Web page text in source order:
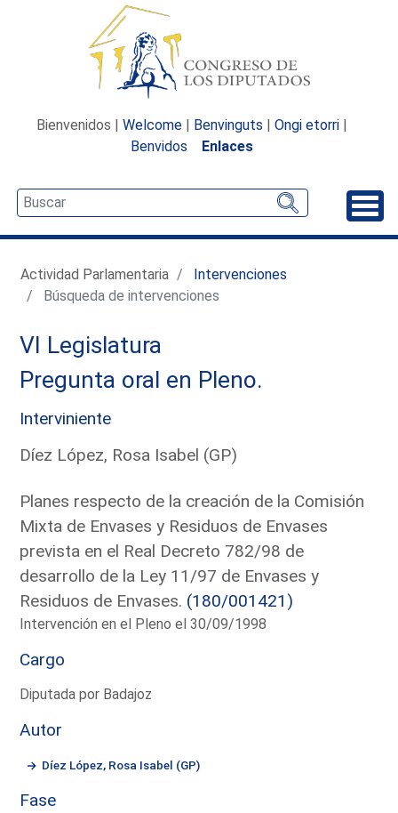
Bienvenidos | Welcome | Benvinguts | Ongi etorri |
Benvidos
Enlaces
Actividad Parlamentaria
Intervenciones
Búsqueda de intervenciones
VI Legislatura
Pregunta oral en Pleno.
Interviniente
Díez López, Rosa Isabel (GP)
Planes respecto de la creación de la Comisión
Mixta de Envases y Residuos de Envases
prevista en el Real Decreto 782/98 de
desarrollo de la Ley 11/97 de Envases y
Residuos de Envases. (180/001421)
Intervención en el Pleno el 30/09/1998
Cargo
Diputada por Badajoz
Autor
Díez López, Rosa Isabel (GP)
Fase